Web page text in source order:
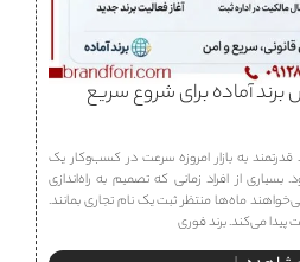
آماده برای شروع سریع
قدرتمند به بازار امروزه سرعت در کسب‌وکار یک
از افراد زمانی که تصمیم به راه‌اندازی
ماه‌ها منتظر ثبت یک نام تجاری بمانند.
می‌کند. برند فوری